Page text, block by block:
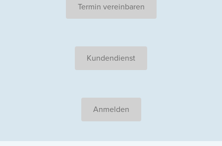
Termin vereinbaren
Kundendienst
Anmelden